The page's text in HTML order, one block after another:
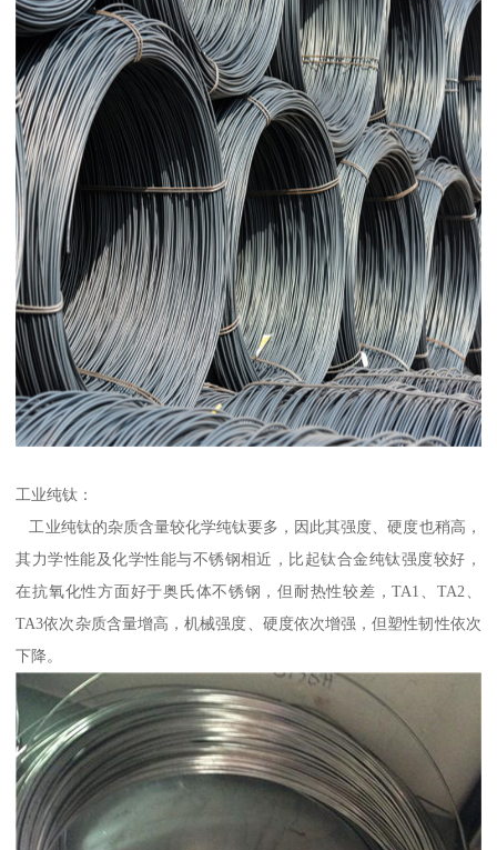
工业纯钛：
工业纯钛的杂质含量较化学纯钛要多，因此其强度、硬度也稍高，
其力学性能及化学性能与不锈钢相近，比起钛合金纯钛强度较好，
在抗氧化性方面好于奥氏体不锈钢，但耐热性较差，TA1、TA2、
TA3依次杂质含量增高，机械强度、硬度依次增强，但塑性韧性依次
下降。